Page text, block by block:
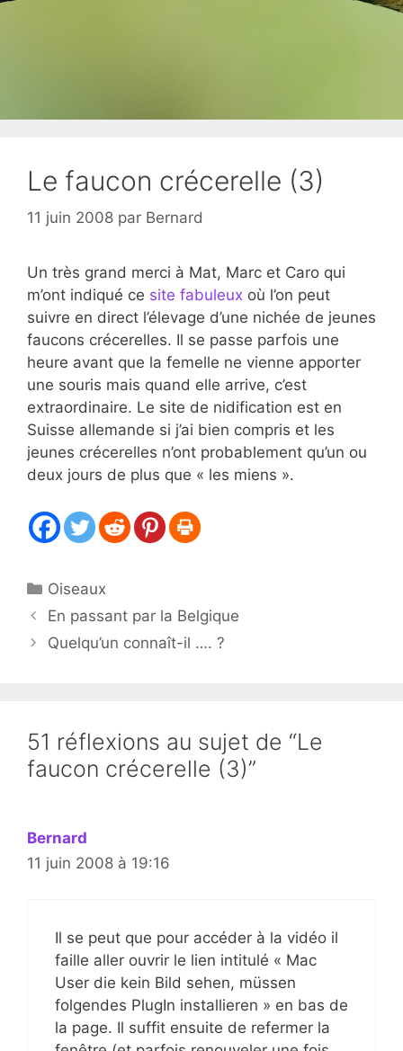
Le faucon crécerelle (3)
11 juin 2008 par Bernard
Un très grand merci à Mat, Marc et Caro qui
m’ont indiqué ce site fabuleux où l’on peut
suivre en direct l’élevage d’une nichée de jeunes
faucons crécerelles. Il se passe parfois une
heure avant que la femelle ne vienne apporter
une souris mais quand elle arrive, c’est
extraordinaire. Le site de nidification est en
Suisse allemande si j’ai bien compris et les
jeunes crécerelles n’ont probablement qu’un ou
deux jours de plus que « les miens ».
Catégories
Oiseaux
En passant par la Belgique
Quelqu’un connaît-il …. ?
51 réflexions au sujet de “Le
faucon crécerelle (3)”
Bernard
11 juin 2008 à 19:16
Il se peut que pour accéder à la vidéo il
faille aller ouvrir le lien intitulé « Mac
User die kein Bild sehen, müssen
folgendes PlugIn installieren » en bas de
la page. Il suffit ensuite de refermer la